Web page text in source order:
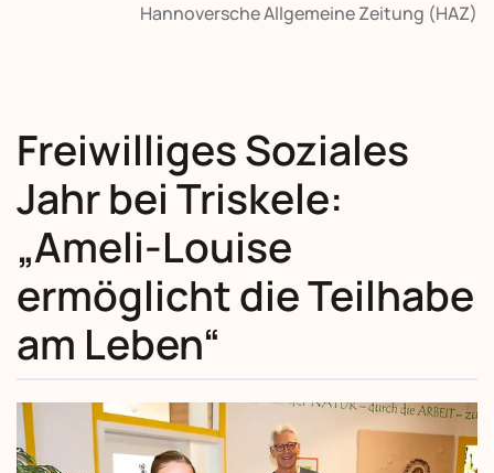
Hannoversche Allgemeine Zeitung (HAZ)
Freiwilliges Soziales
Jahr bei Triskele:
„Ameli-Louise
ermöglicht die Teilhabe
am Leben“